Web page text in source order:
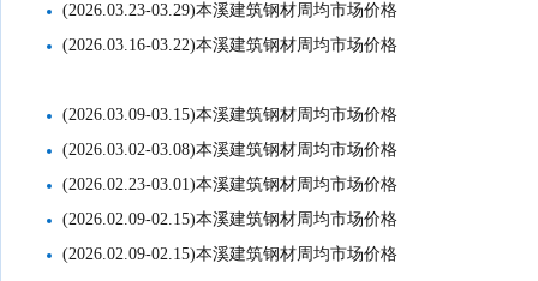
(2026.03.23-03.29)本溪建筑钢材周均市场价格
(2026.03.16-03.22)本溪建筑钢材周均市场价格
(2026.03.09-03.15)本溪建筑钢材周均市场价格
(2026.03.02-03.08)本溪建筑钢材周均市场价格
(2026.02.23-03.01)本溪建筑钢材周均市场价格
(2026.02.09-02.15)本溪建筑钢材周均市场价格
(2026.02.09-02.15)本溪建筑钢材周均市场价格